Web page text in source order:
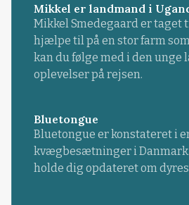
Mikkel er landmand i
Mikkel Smedegaard er taget
hjælpe til på en stor farm
kan du følge med i den unge
oplevelser på rejsen.
Bluetongue
Bluetongue er konstateret i
kvægbesætninger i
holde dig opdateret om